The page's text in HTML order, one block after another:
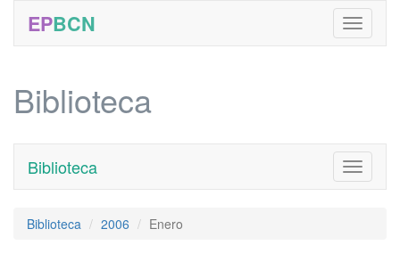
EPBCN
Biblioteca
Toggle
Biblioteca
Biblioteca 2006 Enero